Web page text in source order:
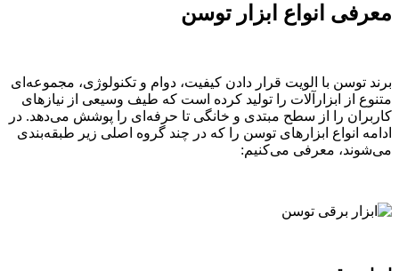
معرفی انواع ابزار توسن
برند توسن با الویت قرار دادن کیفیت، دوام و تکنولوژی، مجموعه‌ای
متنوع از ابزارآلات را تولید کرده است که طیف وسیعی از نیازهای
کاربران را از سطح مبتدی و خانگی تا حرفه‌ای را پوشش می‌دهد. در
ادامه انواع ابزارهای توسن را که در چند گروه اصلی زیر طبقه‌بندی
می‌شوند، معرفی می‌کنیم: